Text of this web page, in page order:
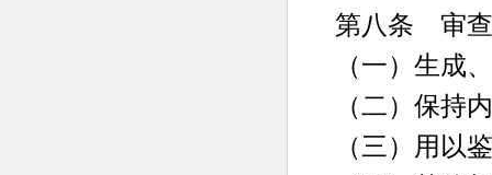
第八条 审查
（一）生成
（二）保持
（三）用以